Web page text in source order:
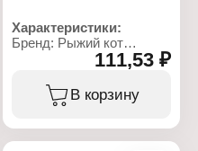
Характеристики:
Бренд: Рыжий кот
Артикул: П104-3542
Коллекция: Оживи
мультфильм
Тип товара: Пазл
111,53 ₽
В корзину